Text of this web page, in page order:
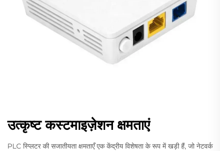
उत्कृष्ट कस्टमाइज़ेशन क्षमताएं
PLC स्प्लिटर की सजातीयता क्षमताएँ एक केंद्रीय विशेषता के रूप में खड़ी हैं, जो नेटवर्क